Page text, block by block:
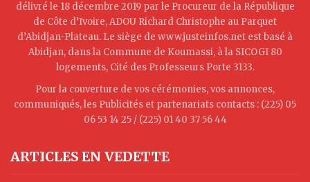
délivré le 18 décembre 2019 par le Procureur de la République
de Côte d’Ivoire, ADOU Richard Christophe au Parquet
d’Abidjan-Plateau. Le siège de www.justeinfos.net est basé à
Abidjan, dans la Commune de Koumassi, à la SICOGI 80
logements, Cité des Professeurs Porte 3133.
Pour la couverture de vos cérémonies, vos annonces,
communiqués, les Publicités et partenariats contacts : (225) 05
06 53 14 25 / (225) 01 40 37 56 44
ARTICLES EN VEDETTE